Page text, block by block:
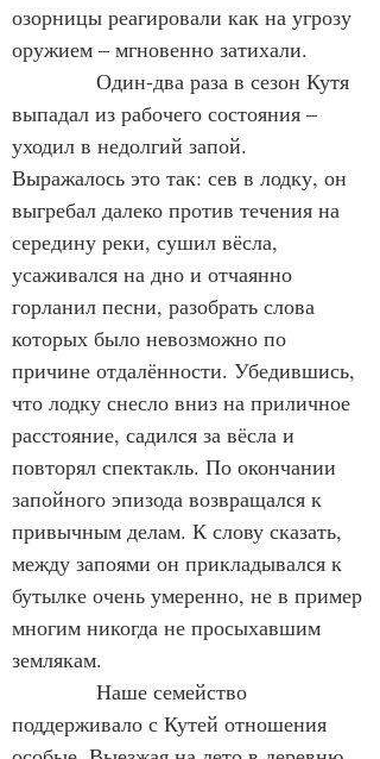
озорницы реагировали как на угрозу
оружием – мгновенно затихали.
Один-два раза в сезон Кутя
выпадал из рабочего состояния –
уходил в недолгий запой.
Выражалось это так: сев в лодку, он
выгребал далеко против течения на
середину реки, сушил вёсла,
усаживался на дно и отчаянно
горланил песни, разобрать слова
которых было невозможно по
причине отдалённости. Убедившись,
что лодку снесло вниз на приличное
расстояние, садился за вёсла и
повторял спектакль. По окончании
запойного эпизода возвращался к
привычным делам. К слову сказать,
между запоями он прикладывался к
бутылке очень умеренно, не в пример
многим никогда не просыхавшим
землякам.
Наше семейство
поддерживало с Кутей отношения